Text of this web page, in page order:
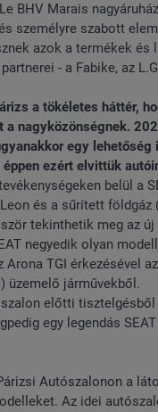
BHV Marais
személyre szabott
azok a termékek
- a Fabike, az
a tökéletes háttér,
a nagyközönségnek.
egy lehetőség
ezért elvittük
belül a
és a sűrített
tekinthetik meg az
negyedik olyan
TGI érkezésével
üzemelő járművekből.
előtti
egy legendás
Autószalonon a
Az idei